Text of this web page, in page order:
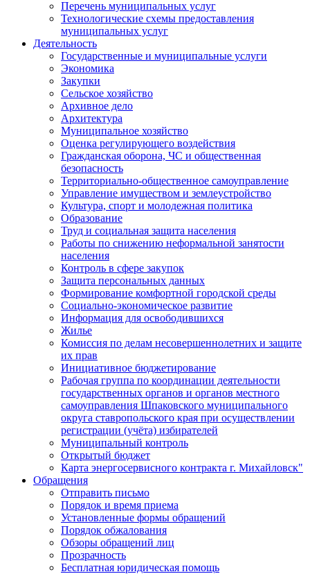
Перечень муниципальных услуг
Технологические схемы предоставления
муниципальных услуг
Деятельность
Государственные и муниципальные услуги
Экономика
Закупки
Сельское хозяйство
Архивное дело
Архитектура
Муниципальное хозяйство
Оценка регулирующего воздействия
Гражданская оборона, ЧС и общественная
безопасность
Территориально-общественное самоуправление
Управление имуществом и землеустройство
Культура, спорт и молодежная политика
Образование
Труд и социальная защита населения
Работы по снижению неформальной занятости
населения
Контроль в сфере закупок
Защита персональных данных
Формирование комфортной городской среды
Социально-экономическое развитие
Информация для освободившихся
Жилье
Комиссия по делам несовершеннолетних и защите
их прав
Инициативное бюджетирование
Рабочая группа по координации деятельности
государственных органов и органов местного
самоуправления Шпаковского муниципального
округа ставропольского края при осуществлении
регистрации (учёта) избирателей
Муниципальный контроль
Открытый бюджет
Карта энергосервисного контракта г. Михайловск"
Обращения
Отправить письмо
Порядок и время приема
Установленные формы обращений
Порядок обжалования
Обзоры обращений лиц
Прозрачность
Бесплатная юридическая помощь